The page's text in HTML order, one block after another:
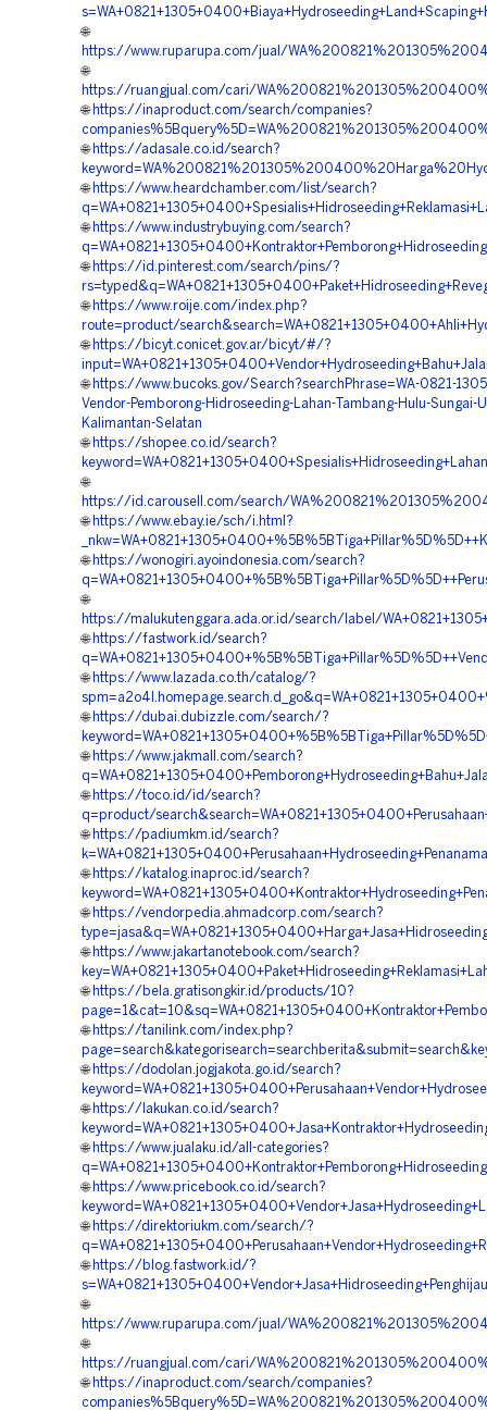
🌐
https://www.ruparupa.com/jual/
🌐
https://ruangjual.com/cari/
🌐 https://inaproduct.com/search/companies?
🌐 https://adasale.co.id/search?
🌐 https://www.heardchamber.com/list/search?
🌐 https://www.industrybuying.com/search?
🌐 https://id.pinterest.com/search/pins/?
🌐 https://www.roije.com/index.php?
route=product/
🌐 https://bicyt.conicet.gov.ar/bicyt/#/?
🌐 https://www.bucoks.gov/Search?searchPhrase=WA-0821-
Vendor-Pemborong-Hidroseeding-Lahan-Tambang-Hulu-Sungai-
Kalimantan-Selatan
🌐 https://shopee.co.id/search?
🌐
https://id.carousell.com/search/
🌐 https://www.ebay.ie/sch/i.html?
🌐 https://wonogiri.ayoindonesia.com/search?
🌐
https://malukutenggara.ada.or.id/search/label/
🌐 https://fastwork.id/search?
🌐 https://www.lazada.co.th/catalog/?
🌐 https://dubai.dubizzle.com/search/?
🌐 https://www.jakmall.com/search?
🌐 https://toco.id/id/search?
q=product/
🌐 https://padiumkm.id/search?
🌐 https://katalog.inaproc.id/search?
🌐 https://vendorpedia.ahmadcorp.com/search?
🌐 https://www.jakartanotebook.com/search?
🌐 https://bela.gratisongkir.id/products/10?
🌐 https://tanilink.com/index.php?
🌐 https://dodolan.jogjakota.go.id/search?
🌐 https://lakukan.co.id/search?
🌐 https://www.jualaku.id/all-categories?
🌐 https://www.pricebook.co.id/search?
🌐 https://direktoriukm.com/search/?
🌐 https://blog.fastwork.id/?
🌐
https://www.ruparupa.com/jual/
🌐
https://ruangjual.com/cari/
🌐 https://inaproduct.com/search/companies?